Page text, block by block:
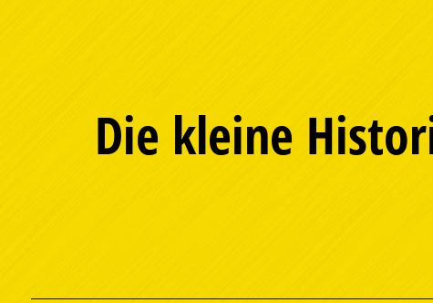
Die kleine